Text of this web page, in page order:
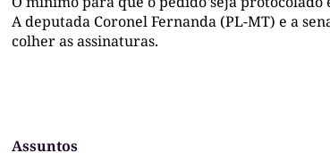
A deputada Coronel Fernanda (PL-MT) e a
colher as assinaturas.
Assuntos